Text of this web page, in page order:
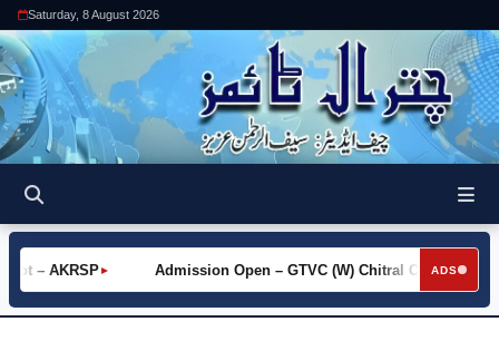
Saturday, 8 August 2026
ADS
►
– AKRSP ►
Admission Open – GTVC (W) Chitral City